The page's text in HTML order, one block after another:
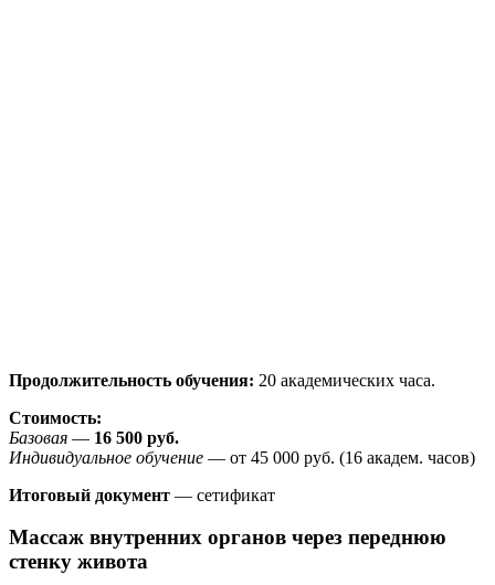
Продолжительность обучения: 20 академических часа.
Стоимость:
Базовая — 16 500 руб.
Индивидуальное обучение — от 45 000 руб. (16 академ. часов)
Итоговый документ — сетификат
Массаж внутренних органов через переднюю
стенку живота